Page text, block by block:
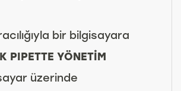
bir bilgisayara
PIPETTE YÖNETİM
üzerinde